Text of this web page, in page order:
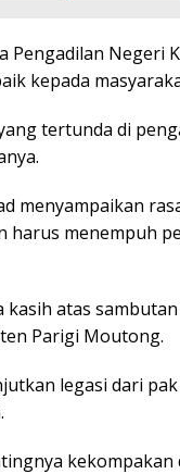
Pengadilan Negeri
kepada
tertunda di
menyampaikan
harus menempuh
atas
Parigi Moutong.
legasi dari